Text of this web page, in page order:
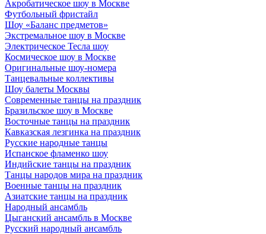
Акробатическое шоу в Москве
Футбольный фристайл
Шоу «Баланс предметов»
Экстремальное шоу в Москве
Электрическое Тесла шоу
Космическое шоу в Москве
Оригинальные шоу-номера
Танцевальные коллективы
Шоу балеты Москвы
Современные танцы на праздник
Бразильское шоу в Москве
Восточные танцы на праздник
Кавказская лезгинка на праздник
Русские народные танцы
Испанское фламенко шоу
Индийские танцы на праздник
Танцы народов мира на праздник
Военные танцы на праздник
Азиатские танцы на праздник
Народный ансамбль
Цыганский ансамбль в Москве
Русский народный ансамбль